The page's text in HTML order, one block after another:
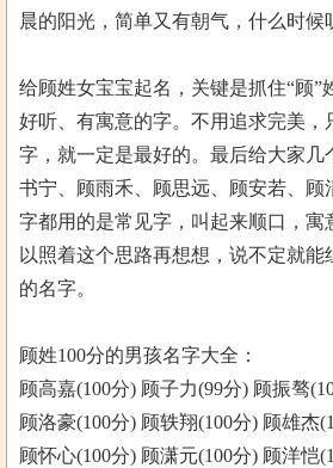
晨的阳光，简单又有朝气，什么时候
给顾姓女宝宝起名，关键是抓住“顾”
好听、有寓意的字。不用追求完美，
字，就一定是最好的。最后给大家几
书宁、顾雨禾、顾思远、顾安若、顾
字都用的是常见字，叫起来顺口，寓
以照着这个思路再想想，说不定就能
的名字。
顾姓100分的男孩名字大全：
顾高嘉(100分) 顾子力(99分) 顾振骜
顾洛豪(100分) 顾轶翔(100分) 顾雄杰
顾怀心(100分) 顾潇元(100分) 顾洋恺